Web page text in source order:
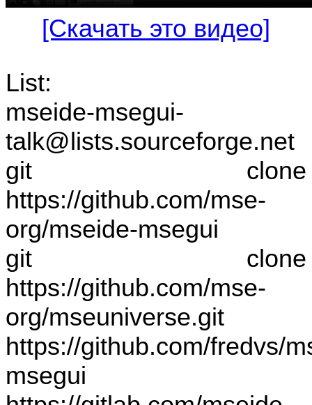
[Скачать это видео]
List:
mseide-msegui-
talk@lists.sourceforge.net
git clone
https://github.com/mse-
org/mseide-msegui
git clone
https://github.com/mse-
org/mseuniverse.git
https://github.com/fredvs/
msegui